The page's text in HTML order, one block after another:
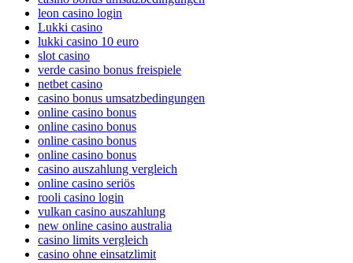
leon casino login
Lukki casino
lukki casino 10 euro
slot casino
verde casino bonus freispiele
netbet casino
casino bonus umsatzbedingungen
online casino bonus
online casino bonus
online casino bonus
online casino bonus
casino auszahlung vergleich
online casino seriös
rooli casino login
vulkan casino auszahlung
new online casino australia
casino limits vergleich
casino ohne einsatzlimit